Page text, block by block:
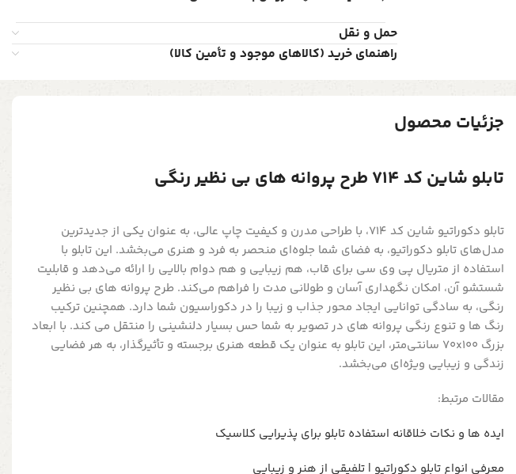
حمل و نقل
راهنمای خرید (کالاهای موجود و تأمین کالا)
جزئیات محصول
تابلو شاین کد 714 طرح پروانه های بی نظیر رنگی
تابلو دکوراتیو شاین کد 714، با طراحی مدرن و کیفیت چاپ عالی، به عنوان یکی از جدیدترین
مدل‌های تابلو دکوراتیو، به فضای شما جلوه‌ای منحصر به فرد و هنری می‌بخشد. این تابلو با
استفاده از متریال پی وی سی برای قاب، هم زیبایی و هم دوام بالایی را ارائه می‌دهد و قابلیت
شستشو آن، امکان نگهداری آسان و طولانی مدت را فراهم می‌کند. طرح پروانه های بی نظیر
رنگی، به سادگی توانایی ایجاد محور جذاب و زیبا را در دکوراسیون شما دارد. همچنین ترکیب
رنگ ها و تنوع رنگی پروانه های در تصویر به شما حس بسیار دلنشینی را منتقل می کند. با ابعاد
بزرگ 70x100 سانتی‌متر، این تابلو به عنوان یک قطعه هنری برجسته و تأثیرگذار، به هر فضایی
زندگی و زیبایی ویژه‌ای می‌بخشد.
مقالات مرتبط:
ایده ها و نکات خلاقانه استفاده تابلو برای پذیرایی کلاسیک
معرفی انواع تابلو دکوراتیو | تلفیقی از هنر و زیبایی